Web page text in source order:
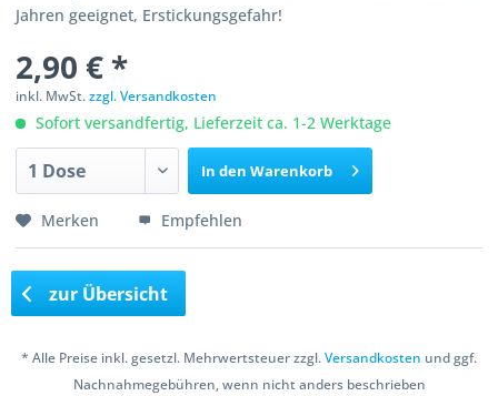
Jahren geeignet, Erstickungsgefahr!
2,90 € *
inkl. MwSt.zzgl. Versandkosten
Sofort versandfertig, Lieferzeit ca. 1-2 Werktage
In den Warenkorb
Merken Empfehlen
zur Übersicht
* Alle Preise inkl. gesetzl. Mehrwertsteuer zzgl.Versandkosten und ggf.
Nachnahmegebühren, wenn nicht anders beschrieben